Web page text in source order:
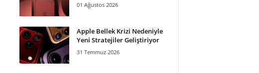
01 Ağustos 2026
Apple Bellek Krizi Nedeniyle
Yeni Stratejiler Geliştiriyor
31 Temmuz 2026